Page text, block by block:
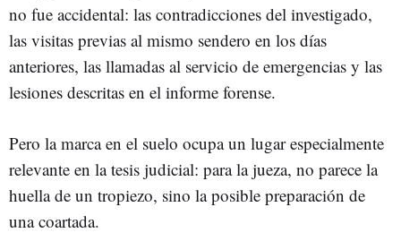
no fue accidental: las contradicciones del investigado,
las visitas previas al mismo sendero en los días
anteriores, las llamadas al servicio de emergencias y las
lesiones descritas en el informe forense.
Pero la marca en el suelo ocupa un lugar especialmente
relevante en la tesis judicial: para la jueza, no parece la
huella de un tropiezo, sino la posible preparación de
una coartada.